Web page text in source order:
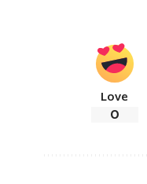
Love
0